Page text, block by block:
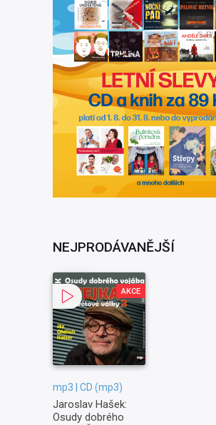
NEJPRODÁVANĚJŠÍ
AKCE
mp3 | CD (mp3)
Jaroslav Hašek:
Osudy dobrého